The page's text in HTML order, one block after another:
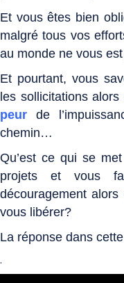
Et vous êtes bien
malgré tous vos
au monde ne vous
Et pourtant, vous
les sollicitations
peur de
chemin…
Qu’est ce qui se
projets et vous
découragement
vous libérer?
La réponse dans
.